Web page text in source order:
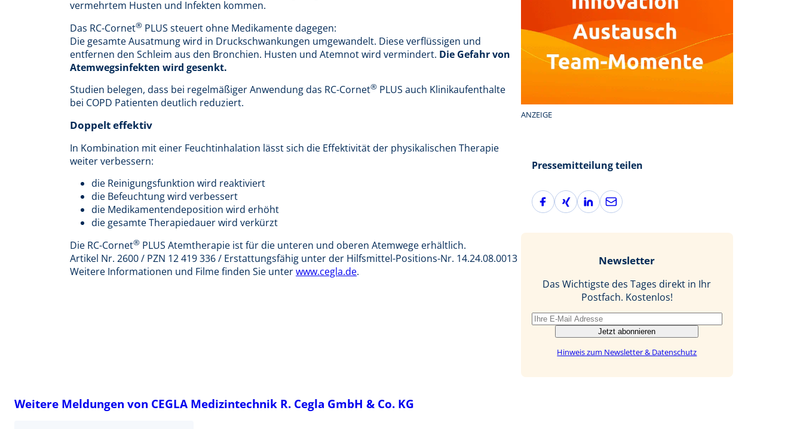
vermehrtem Husten und Infekten kommen.
Das RC-Cornet® PLUS steuert ohne Medikamente dagegen:
Die gesamte Ausatmung wird in Druckschwankungen umgewandelt. Diese verflüssigen und
entfernen den Schleim aus den Bronchien. Husten und Atemnot wird vermindert. Die Gefahr von
Atemwegsinfekten wird gesenkt.
Studien belegen, dass bei regelmäßiger Anwendung das RC-Cornet® PLUS auch Klinikaufenthalte
bei COPD Patienten deutlich reduziert.
Doppelt effektiv
In Kombination mit einer Feuchtinhalation lässt sich die Effektivität der physikalischen Therapie
weiter verbessern:
die Reinigungsfunktion wird reaktiviert
die Befeuchtung wird verbessert
die Medikamentendeposition wird erhöht
die gesamte Therapiedauer wird verkürzt
Die RC-Cornet® PLUS Atemtherapie ist für die unteren und oberen Atemwege erhältlich.
Artikel Nr. 2600 / PZN 12 419 336 / Erstattungsfähig unter der Hilfsmittel-Positions-Nr. 14.24.08.0013
Weitere Informationen und Filme finden Sie unterwww.cegla.de.
ANZEIGE
Pressemitteilung teilen
F
a
X
i
L
i
n
E
-
l
Newsletter
Das Wichtigste des Tages direkt in Ihr
Postfach. Kostenlos!
Jetzt abonnieren
Hinweis zum Newsletter & Datenschutz
Weitere Meldungen von CEGLA Medizintechnik R. Cegla GmbH & Co. KG